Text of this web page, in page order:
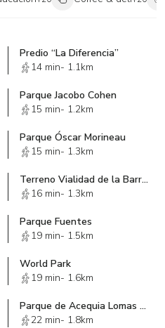
de vida inigualable en una de
Cdmx
están incluidos en el precio de
pueden cambiar sin
verificar previamente.
No están incluidos en el
Predio “La Diferencia”
14 min- 1.1km
Parque Jacobo Cohen
15 min- 1.2km
Parque Óscar Morineau
15 min- 1.3km
Terreno Vialidad de la Barranca
16 min- 1.3km
Parque Fuentes
19 min- 1.5km
World Park
19 min- 1.6km
Parque de Acequia Lomas de las Palmas
22 min- 1.8km